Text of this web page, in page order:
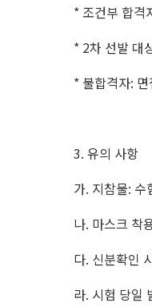
* 조건부 합격
* 2차 선발 대
* 불합격자:
3. 유의 사항
가. 지참물: 수
나. 마스크 착
다. 신분확인
라. 시험 당일